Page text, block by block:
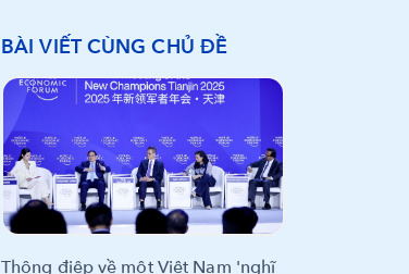
BÀI VIẾT CÙNG CHỦ ĐỀ
Thông điệp về một Việt Nam 'nghĩ